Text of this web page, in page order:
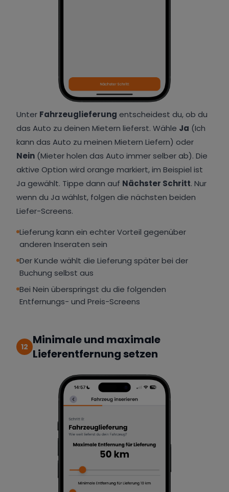
Unter Fahrzeuglieferung entscheidest du, ob du
das Auto zu deinen Mietern lieferst. Wähle Ja (Ich
kann das Auto zu meinen Mietern Liefern) oder
Nein (Mieter holen das Auto immer selber ab). Die
aktive Option wird orange markiert, im Beispiel ist
Ja gewählt. Tippe dann auf Nächster Schritt. Nur
wenn du Ja wählst, folgen die nächsten beiden
Liefer-Screens.
Lieferung kann ein echter Vorteil gegenüber
anderen Inseraten sein
Der Kunde wählt die Lieferung später bei der
Buchung selbst aus
Bei Nein überspringst du die folgenden
Entfernungs- und Preis-Screens
12 Minimale und maximale
Lieferentfernung setzen